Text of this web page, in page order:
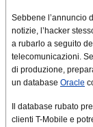
Sebbene l’annuncio
notizie, l’hacker
a rubarlo a seguito
telecomunicazioni.
di produzione,
un database Oracle
Il database rubato
clienti T-Mobile e